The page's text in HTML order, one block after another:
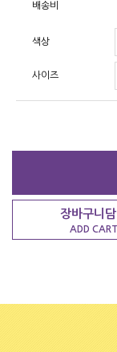
배송비
색상
사이즈
장바구니담
ADD CART